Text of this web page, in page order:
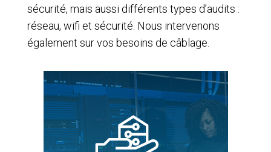
sécurité, mais aussi différents types d’audits :
réseau, wifi et sécurité. Nous intervenons
également sur vos besoins de câblage.